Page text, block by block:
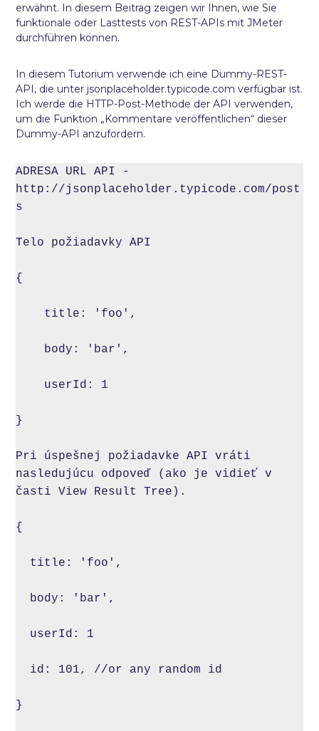
erwähnt. In diesem Beitrag zeigen wir Ihnen, wie Sie
funktionale oder Lasttests von REST-APIs mit JMeter
durchführen können.
In diesem Tutorium verwende ich eine Dummy-REST-
API, die unter jsonplaceholder.typicode.com verfügbar ist.
Ich werde die HTTP-Post-Methode der API verwenden,
um die Funktion „Kommentare veröffentlichen“ dieser
Dummy-API anzufordern.
ADRESA URL API -
http://jsonplaceholder.typicode.com/post
s
Telo požiadavky API
{
title: 'foo',
body: 'bar',
userId: 1
}
Pri úspešnej požiadavke API vráti
nasledujúcu odpoveď (ako je vidieť v
časti View Result Tree).
{
title: 'foo',
body: 'bar',
userId: 1
id: 101, //or any random id
}